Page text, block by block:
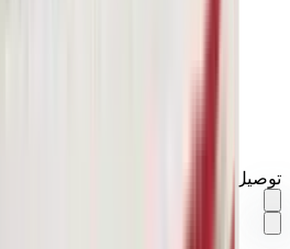
توصيل في نفس اليوم